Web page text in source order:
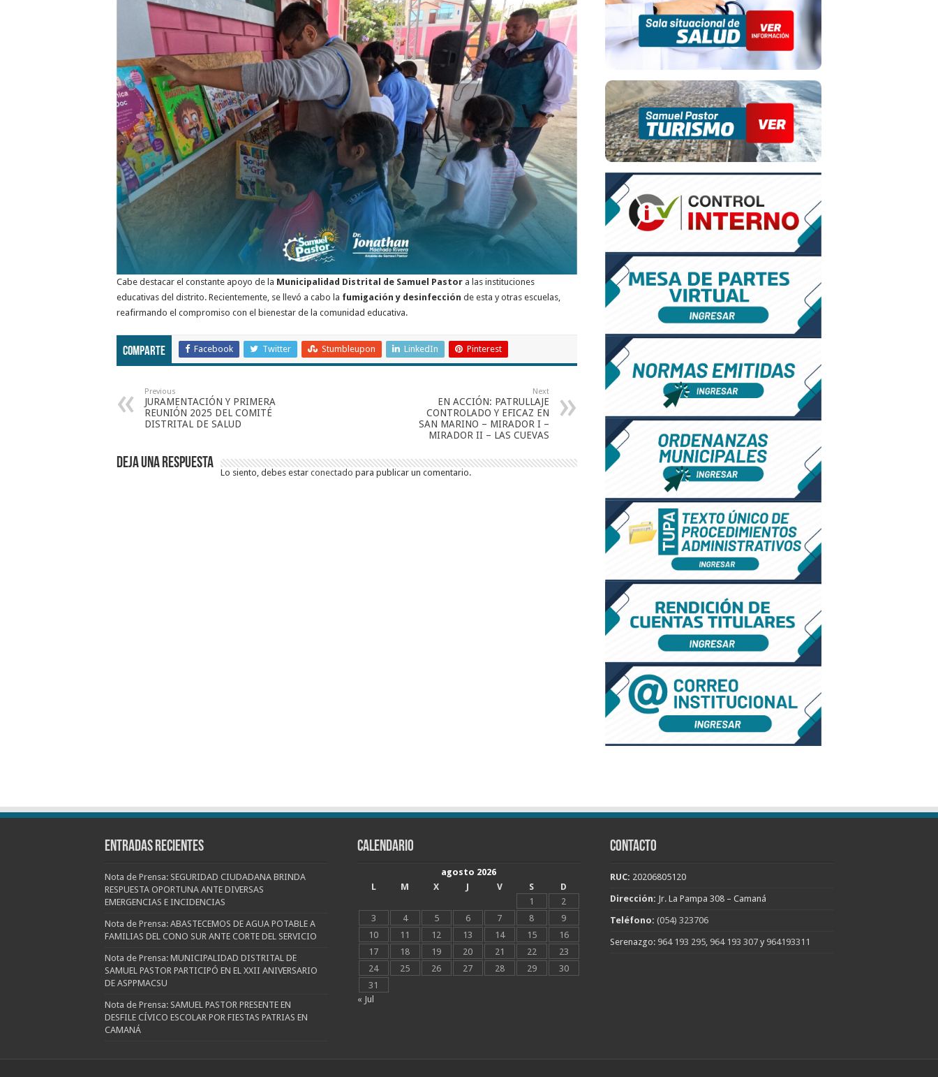
Cabe destacar el constante apoyo de la Municipalidad Distrital de Samuel Pastor a las instituciones
educativas del distrito. Recientemente, se llevó a cabo la fumigación y desinfección de esta y otras escuelas,
reafirmando el compromiso con el bienestar de la comunidad educativa.
Comparte Facebook Twitter Stumbleupon LinkedIn Pinterest
Previous
JURAMENTACIÓN Y PRIMERA
REUNIÓN 2025 DEL COMITÉ
DISTRITAL DE SALUD
Next
EN ACCIÓN: PATRULLAJE
CONTROLADO Y EFICAZ EN
SAN MARINO – MIRADOR I –
MIRADOR II – LAS CUEVAS
Deja una respuesta
Lo siento, debes estar conectado para publicar un comentario.
Entradas recientes
Nota de Prensa: SEGURIDAD CIUDADANA BRINDA
RESPUESTA OPORTUNA ANTE DIVERSAS
EMERGENCIAS E INCIDENCIAS
Nota de Prensa: ABASTECEMOS DE AGUA POTABLE A
FAMILIAS DEL CONO SUR ANTE CORTE DEL SERVICIO
Nota de Prensa: MUNICIPALIDAD DISTRITAL DE
SAMUEL PASTOR PARTICIPÓ EN EL XXII ANIVERSARIO
DE ASPPMACSU
Nota de Prensa: SAMUEL PASTOR PRESENTE EN
DESFILE CÍVICO ESCOLAR POR FIESTAS PATRIAS EN
CAMANÁ
CALENDARIO
agosto 2026
L
M X J V S
D
1
2
3
4 5 6 7 8
9
10
11 12 13 14 15
16
17
18 19 20 21 22
23
24
25 26 27 28 29
30
31
« Jul
CONTACTO
RUC: 20206805120
Dirección: Jr. La Pampa 308 – Camaná
Teléfono: (054) 323706
Serenazgo: 964 193 295 964 193 307 y 964193311